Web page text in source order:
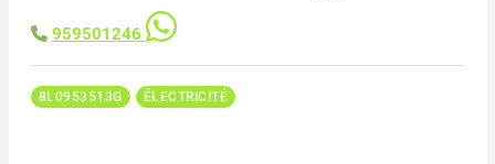
959501246
8L0953513G ÉLECTRICITÉ